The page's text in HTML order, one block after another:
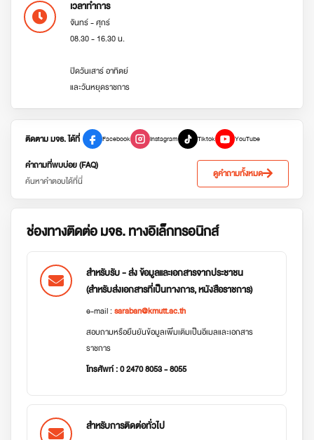
เวลาทำการ
จันทร์ - ศุกร์
08.30 - 16.30 น.
ปิดวันเสาร์ อาทิตย์
และวันหยุดราชการ
ติดตาม มจธ. ได้ที่ Facebook Instagram Tiktok YouTube
คำถามที่พบบ่อย (FAQ)
ค้นหาคำตอบได้ที่นี่
ดูคำถามทั้งหมด
ช่องทางติดต่อ มจธ. ทางอิเล็กทรอนิกส์
สำหรับรับ - ส่ง ข้อมูลและเอกสารจากประชาชน
(สำหรับส่งเอกสารที่เป็นทางการ, หนังสือราชการ)
e-mail :saraban@kmutt.ac.th
สอบถามหรือยืนยันข้อมูลเพิ่มเติมเป็นอีเมลและเอกสาร
ราชการ
โทรศัพท์ : 0 2470 8053 - 8055
สำหรับการติดต่อทั่วไป